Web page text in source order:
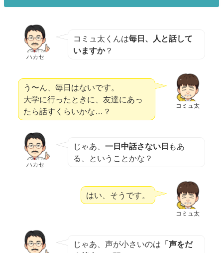
ハカセ
コミュ太くんは毎日、人と話して
いますか？
コミュ太
う〜ん、毎日はないです。
大学に行ったときに、友達にあっ
たら話すくらいかな…？
ハカセ
じゃあ、一日中話さない日 もあ
る、ということかな？
コミュ太
はい、そうです。
じゃあ、声が小さいのは 「声をだ